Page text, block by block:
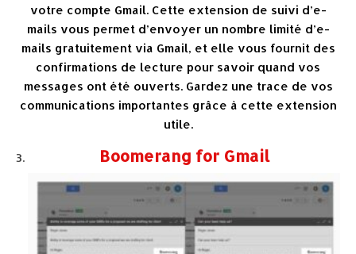
votre compte Gmail. Cette extension de suivi d’e-
mails vous permet d’envoyer un nombre limité d’e-
mails gratuitement via Gmail, et elle vous fournit des
confirmations de lecture pour savoir quand vos
messages ont été ouverts. Gardez une trace de vos
communications importantes grâce à cette extension
utile.
Boomerang for Gmail